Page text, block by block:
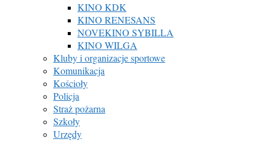
KINO KDK
KINO RENESANS
NOVEKINO SYBILLA
KINO WILGA
Kluby i organizacje sportowe
Komunikacja
Kościoły
Policja
Straż pożarna
Szkoły
Urzędy